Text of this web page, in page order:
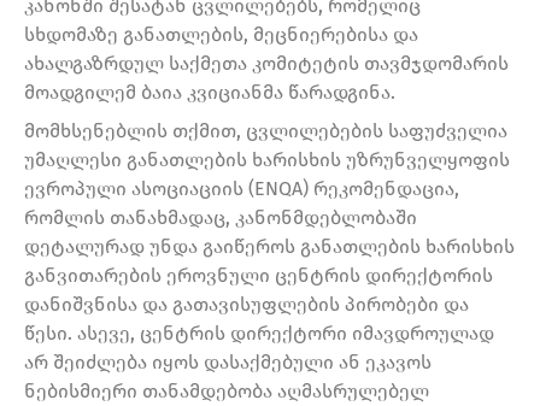
კანონში შესატან ცვლილებებს, რომელიც
სხდომაზე განათლების, მეცნიერებისა და
ახალგაზრდულ საქმეთა კომიტეტის თავმჯდომარის
მოადგილემ ბაია კვიციანმა წარადგინა.
მომხსენებლის თქმით, ცვლილებების საფუძველია
უმაღლესი განათლების ხარისხის უზრუნველყოფის
ევროპული ასოციაციის (ENQA) რეკომენდაცია,
რომლის თანახმადაც, კანონმდებლობაში
დეტალურად უნდა გაიწეროს განათლების ხარისხის
განვითარების ეროვნული ცენტრის დირექტორის
დანიშვნისა და გათავისუფლების პირობები და
წესი. ასევე, ცენტრის დირექტორი იმავდროულად
არ შეიძლება იყოს დასაქმებული ან ეკავოს
ნებისმიერი თანამდებობა აღმასრულებელ